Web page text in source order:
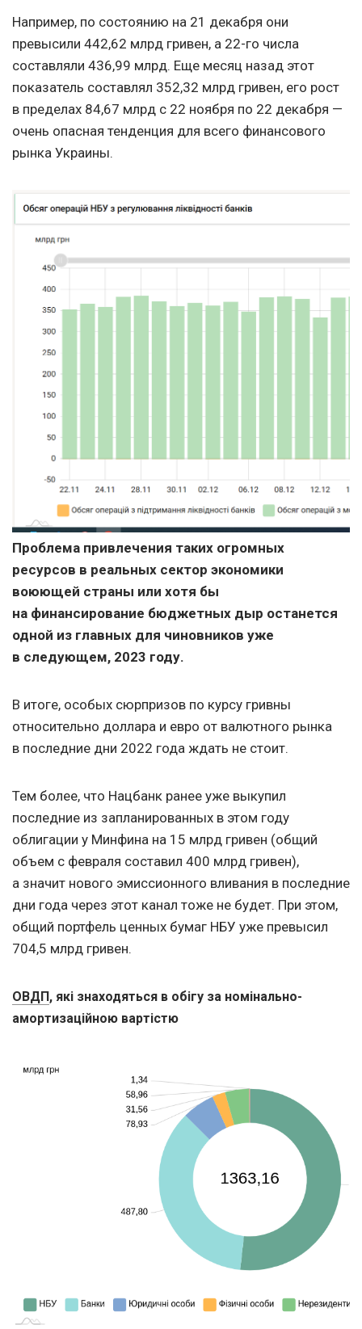
Например, по состоянию на 21 декабря они
превысили 442,62 млрд гривен, а 22-го числа
составляли 436,99 млрд. Еще месяц назад этот
показатель составлял 352,32 млрд гривен, его рост
в пределах 84,67 млрд с 22 ноября по 22 декабря —
очень опасная тенденция для всего финансового
рынка Украины.
Проблема привлечения таких огромных
ресурсов в реальных сектор экономики
воюющей страны или хотя бы
на финансирование бюджетных дыр останется
одной из главных для чиновников уже
в следующем, 2023 году.
В итоге, особых сюрпризов по курсу гривны
относительно доллара и евро от валютного рынка
в последние дни 2022 года ждать не стоит.
Тем более, что Нацбанк ранее уже выкупил
последние из запланированных в этом году
облигации у Минфина на 15 млрд гривен (общий
объем с февраля составил 400 млрд гривен),
а значит нового эмиссионного вливания в последние
дни года через этот канал тоже не будет. При этом,
общий портфель ценных бумаг НБУ уже превысил
704,5 млрд гривен.
ОВДП , які знаходяться в обігу за номінально-
амортизаційною вартістю